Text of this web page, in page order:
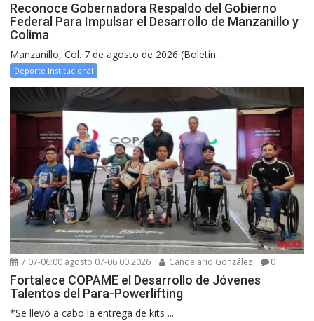
Reconoce Gobernadora Respaldo del Gobierno
Federal Para Impulsar el Desarrollo de Manzanillo y
Colima
Manzanillo, Col. 7 de agosto de 2026 (Boletín...
Deporte Institucional
7 07-06:00 agosto 07-06:00 2026 Candelario González 0
Fortalece COPAME el Desarrollo de Jóvenes
Talentos del Para-Powerlifting
*Se llevó a cabo la entrega de kits ...